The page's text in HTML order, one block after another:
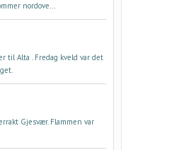
nordove...
til Alta . Fredag kveld var det
Gjesvær. Flammen var